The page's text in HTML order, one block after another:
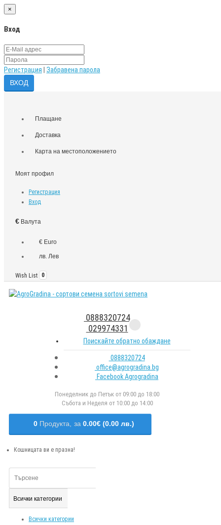
×
Вход
Регистрация Забравена парола
Плащане
Доставка
Карта на местоположението
Моят профил
Регистрация
Вход
€ Валута
€ Euro
лв. Лев
Wish List 0
0888320724
029974331
Поискайте обратно обаждане
0888320724
office@agrogradina.bg
Facebook Agrogradina
Понеделник до Петък от 09:00 до 18:00
Събота и Неделя от 10:00 до 14:00
0 Продукта, за 0.00€ (0.00 лв.)
Кошницата ви е празна!
Всички категории
Всички категории